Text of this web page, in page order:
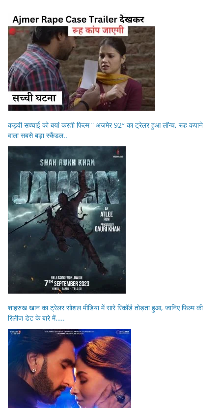
कड़वी सच्चाई को बयां करती फिल्म ” अजमेर 92″ का ट्रेलर हुआ लॉन्च, रूह कपाने
वाला सबसे बड़ा स्कैंडल..
शाहरुख खान का ट्रेलर सोशल मीडिया में सारे रिकॉर्ड तोड़ता हुआ, जानिए फिल्म की
रिलीज डेट के बारे में…..